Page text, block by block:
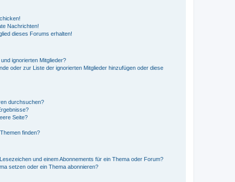
Nachrichten!
dieses Forums erhalten!
ignorierten Mitglieder?
oder zur Liste der ignorierten Mitglieder hinzufügen oder diese
durchsuchen?
Seite?
finden?
und einem Abonnements für ein Thema oder Forum?
setzen oder ein Thema abonnieren?